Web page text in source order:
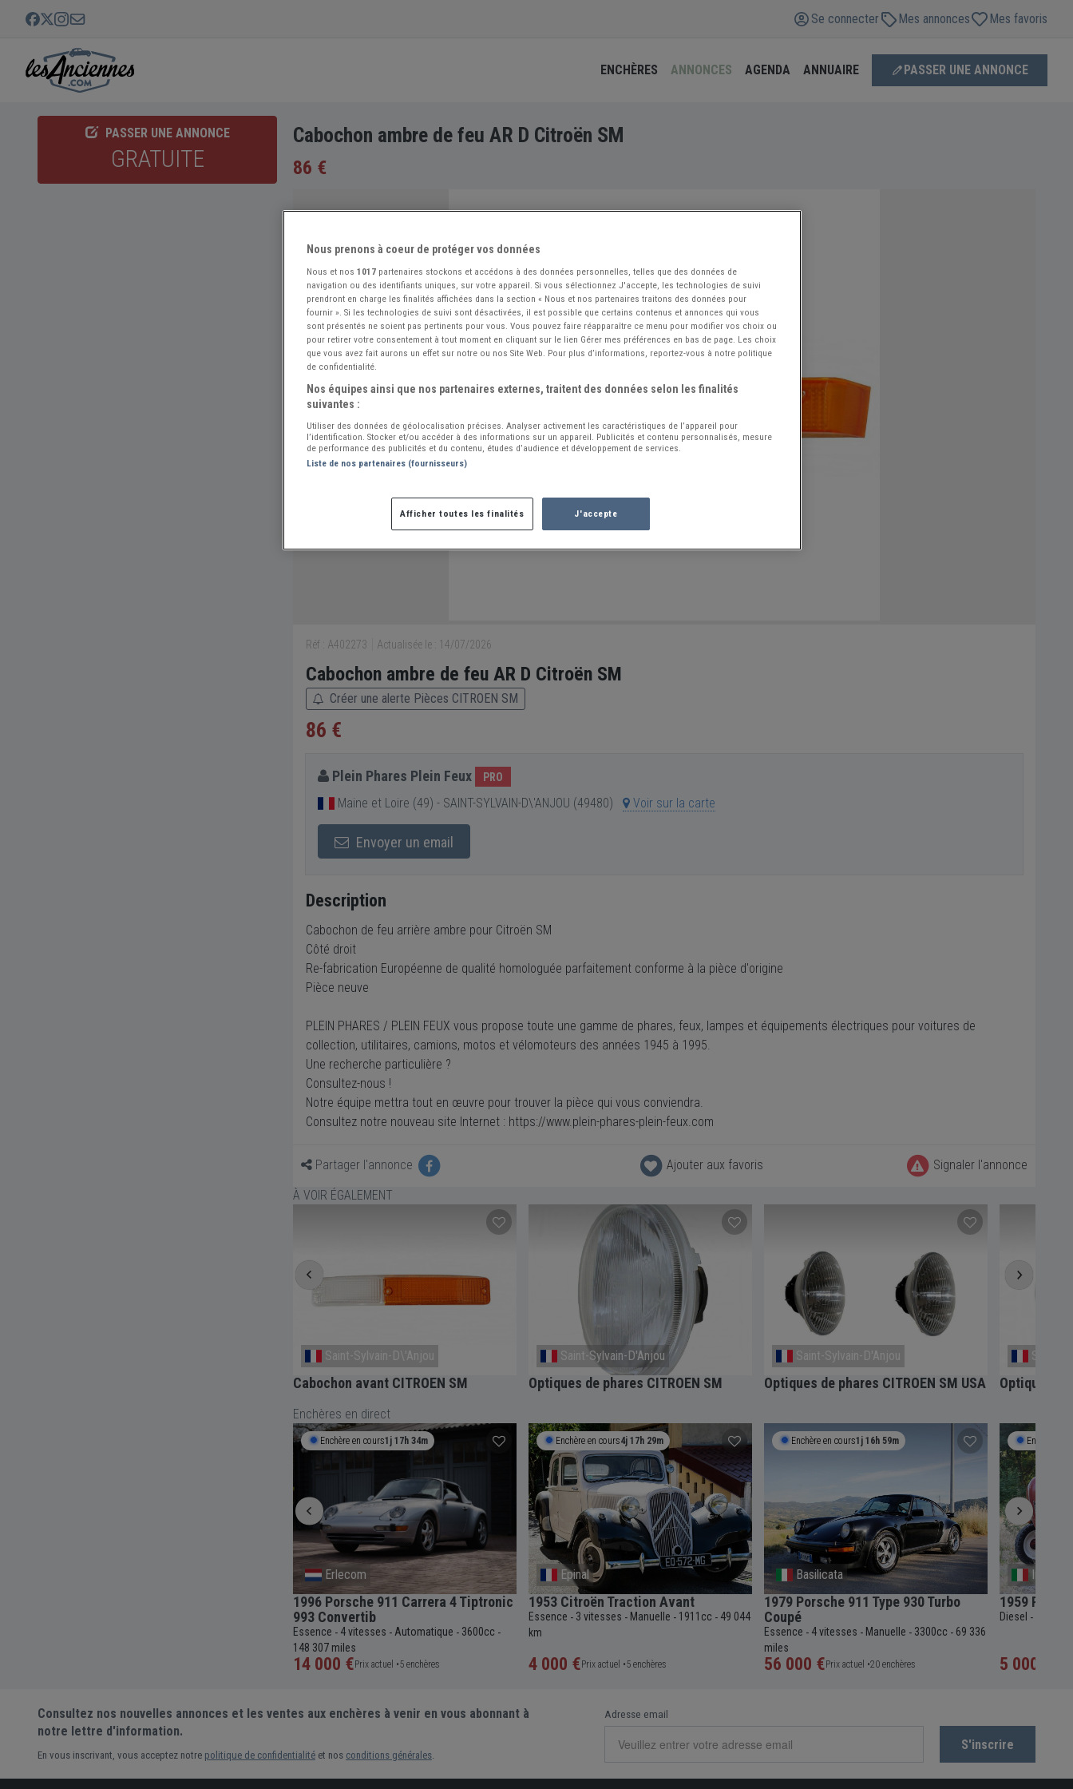
Se connecter Mes annonces Mes favoris
ENCHÈRES ANNONCES AGENDA ANNUAIRE PASSER UNE ANNONCE
PASSER UNE ANNONCE
GRATUITE
Cabochon ambre de feu AR D Citroën SM
86 €
Réf : A402273 Actualisée le : 14/07/2026
Cabochon ambre de feu AR D Citroën SM
Créer une alerte Pièces CITROEN SM
86 €
Plein Phares Plein Feux PRO
Maine et Loire (49) - SAINT-SYLVAIN-D\'ANJOU (49480) Voir sur la carte
Envoyer un email
Description
Cabochon de feu arrière ambre pour Citroën SM
Côté droit
Re-fabrication Européenne de qualité homologuée parfaitement conforme à la pièce d'origine
Pièce neuve
PLEIN PHARES / PLEIN FEUX vous propose toute une gamme de phares, feux, lampes et équipements électriques pour voitures de
collection, utilitaires, camions, motos et vélomoteurs des années 1945 à 1995.
Une recherche particulière ?
Consultez-nous !
Notre équipe mettra tout en œuvre pour trouver la pièce qui vous conviendra.
Consultez notre nouveau site Internet : https://www.plein-phares-plein-feux.com
Partager l'annonce Ajouter aux favoris
Signaler l'annonce
À VOIR ÉGALEMENT
Saint-Sylvain-D\'Anjou
Cabochon avant CITROEN SM
Saint-Sylvain-D'Anjou
Optiques de phares CITROEN SM
Saint-Sylvain-D'Anjou
Optiques de phares CITROEN SM USA
Saint-
Optiques de
Enchères en direct
Enchère en cours1j 17h 33m
Erlecom
1996 Porsche 911 Carrera 4 Tiptronic
993 Convertib
Essence - 4 vitesses - Automatique - 3600cc -
148 307 miles
14 000 € Prix actuel •5 enchères
Enchère en cours4j 17h 28m
Epinal
1953 Citroën Traction Avant
Essence - 3 vitesses - Manuelle - 1911cc - 49 044
km
4 000 € Prix actuel •5 enchères
Enchère en cours1j 16h 58m
Basilicata
1979 Porsche 911 Type 930 Turbo
Coupé
Essence - 4 vitesses - Manuelle - 3300cc - 69 336
miles
56 000 € Prix actuel •20 enchères
Enchère en
1959
Diesel -
5 000 €
Consultez nos nouvelles annonces et les ventes aux enchères à venir en vous abonnant à
notre lettre d'information.
En vous inscrivant, vous acceptez notre politique de confidentialité et nos conditions générales
Adresse email
Nous prenons à coeur de protéger vos données
Nous et nos 1017 partenaires stockons et accédons à des données personnelles, telles que des données de
navigation ou des identifiants uniques, sur votre appareil. Si vous sélectionnez J'accepte, les technologies de suivi
prendront en charge les finalités affichées dans la section « Nous et nos partenaires traitons des données pour
fournir ». Si les technologies de suivi sont désactivées, il est possible que certains contenus et annonces qui vous
sont présentés ne soient pas pertinents pour vous. Vous pouvez faire réapparaître ce menu pour modifier vos choix ou
pour retirer votre consentement à tout moment en cliquant sur le lien Gérer mes préférences en bas de page. Les choix
que vous avez fait aurons un effet sur notre ou nos Site Web. Pour plus d’informations, reportez-vous à notre politique
de confidentialité.
Nos équipes ainsi que nos partenaires externes, traitent des données selon les finalités
suivantes :
Utiliser des données de géolocalisation précises. Analyser activement les caractéristiques de l’appareil pour
l’identification. Stocker et/ou accéder à des informations sur un appareil. Publicités et contenu personnalisés, mesure
de performance des publicités et du contenu, études d’audience et développement de services.
Liste de nos partenaires (fournisseurs)
Afficher toutes les finalités J'accepte